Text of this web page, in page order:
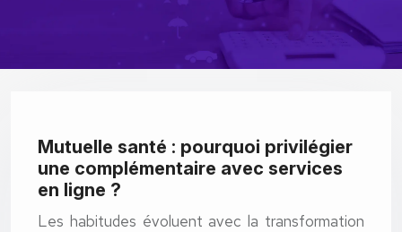
Mutuelle santé : pourquoi privilégier
une complémentaire avec services
en ligne ?
Les habitudes évoluent avec la transformation